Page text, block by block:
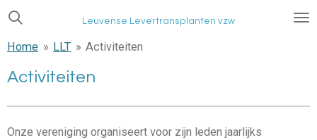
Ga
naar
hoofdinhoud
Leuvense Levertransplanten vzw
Home » LLT » Activiteiten
Activiteiten
Onze vereniging organiseert voor zijn leden jaarlijks